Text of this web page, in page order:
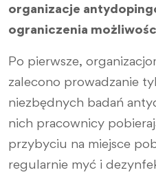
organizacje
ograniczenia
Po pierwsze,
zalecono prowadzanie
niezbędnych badań
nich pracownicy
przybyciu na miejsce
regularnie myć i